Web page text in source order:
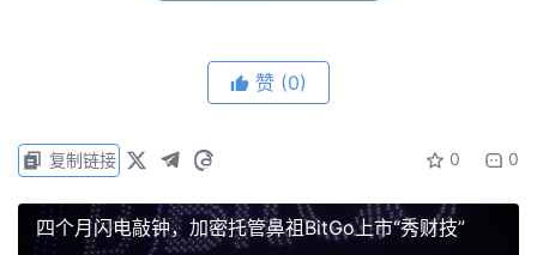
Qiao Wang的AI时代生存法则：手握四成现金，重仓谷歌，
警惕加密泡沫
Qiao Wang分享2026年投资策略：市场情绪乐观但估值
高，40%现金配置，看好谷歌、腾讯、Adobe等个股，AI将
赞 (0)
0 0
复制链接
四个月闪电敲钟，加密托管鼻祖BitGo上市“秀财技”